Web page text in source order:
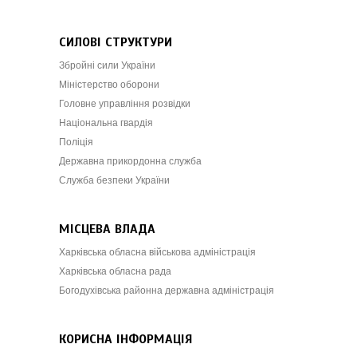
СИЛОВІ СТРУКТУРИ
Збройні сили України
Міністерство оборони
Головне управління розвідки
Національна гвардія
Поліція
Державна прикордонна служба
Служба безпеки України
МІСЦЕВА ВЛАДА
Харківська обласна військова адміністрація
Харківська обласна рада
Богодухівська районна державна адміністрація
КОРИСНА ІНФОРМАЦІЯ